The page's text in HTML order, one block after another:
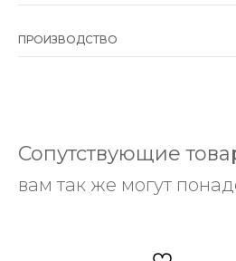
ПРОИЗВОДСТВО
Сопутствующие
вам так же могут